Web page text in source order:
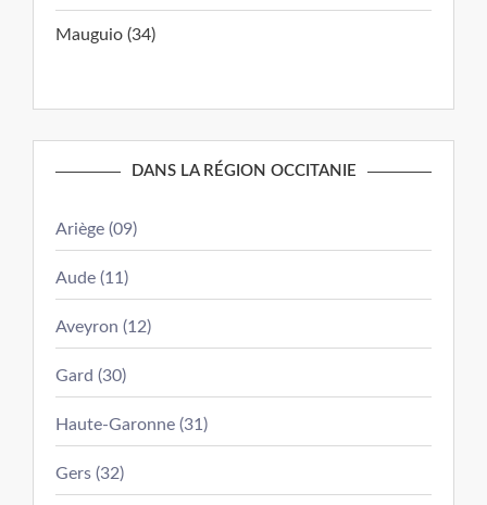
Mauguio (34)
DANS LA RÉGION OCCITANIE
Ariège (09)
Aude (11)
Aveyron (12)
Gard (30)
Haute-Garonne (31)
Gers (32)